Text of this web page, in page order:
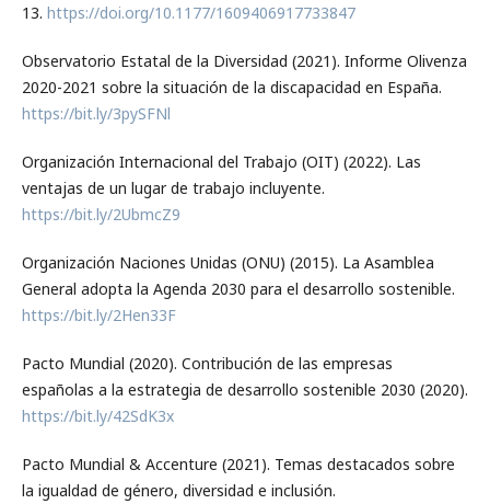
13. https://doi.org/10.1177/1609406917733847
Observatorio Estatal de la Diversidad (2021). Informe Olivenza
2020-2021 sobre la situación de la discapacidad en España.
https://bit.ly/3pySFNl
Organización Internacional del Trabajo (OIT) (2022). Las
ventajas de un lugar de trabajo incluyente.
https://bit.ly/2UbmcZ9
Organización Naciones Unidas (ONU) (2015). La Asamblea
General adopta la Agenda 2030 para el desarrollo sostenible.
https://bit.ly/2Hen33F
Pacto Mundial (2020). Contribución de las empresas
españolas a la estrategia de desarrollo sostenible 2030 (2020).
https://bit.ly/42SdK3x
Pacto Mundial & Accenture (2021). Temas destacados sobre
la igualdad de género, diversidad e inclusión.